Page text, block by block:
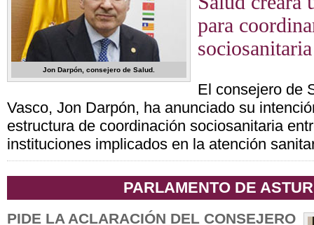
Jon Darpón, consejero de Salud.
para
sociosanitaria
El consejero de
Vasco, Jon Darpón, ha anunciado su
estructura de coordinación sociosanitaria
instituciones implicados en la atención
PARLAMENTO DE
PIDE LA ACLARACIÓN DEL CONSEJERO